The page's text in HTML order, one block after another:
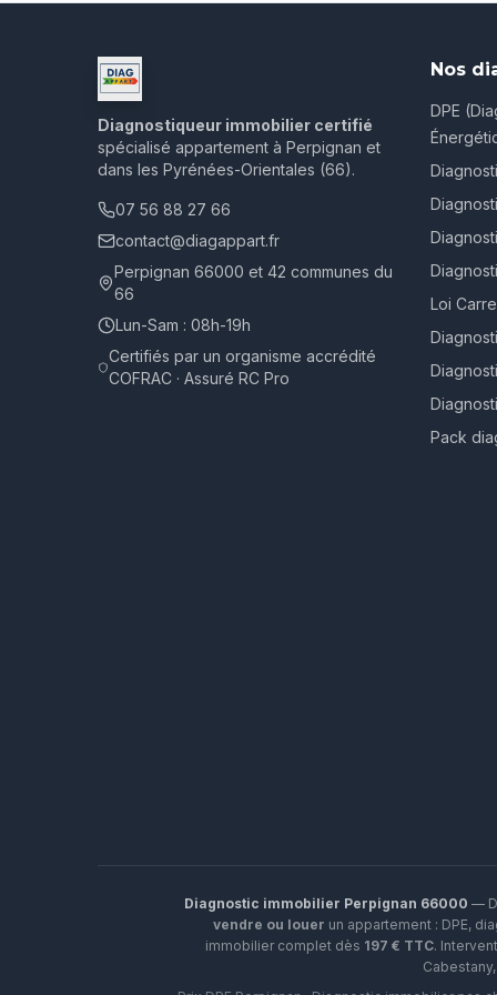
Diagnostiqueur immobilier certifié
spécialisé appartement à Perpignan et
dans les Pyrénées-Orientales (66).
07 56 88 27 66
contact@diagappart.fr
Perpignan 66000 et 42 communes du
66
Lun-Sam : 08h-19h
Certifiés par un organisme accrédité
COFRAC · Assuré RC Pro
Nos
DPE
Loi
Pack
Diagnostic immobilier Perpignan 66000 —
vendre ou louer un appartement : DPE,
immobilier complet dès 197 € TTC.
Cabestany,